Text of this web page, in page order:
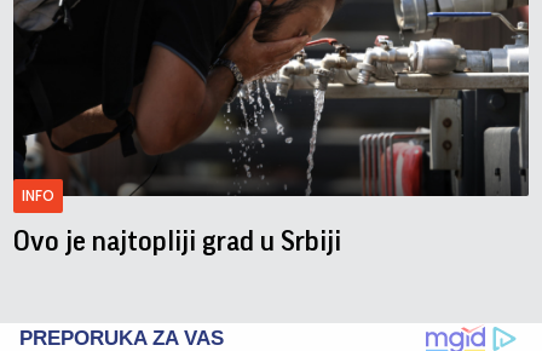
INFO
Ovo je najtopliji grad u Srbiji